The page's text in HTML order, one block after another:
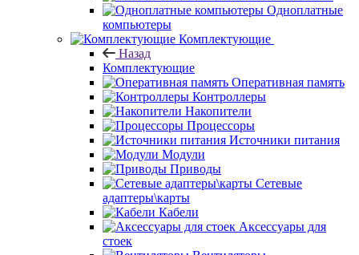
Одноплатные
компьютеры
Комплектующие
Назад
Комплектующие
Оперативная память
Контроллеры
Накопители
Процессоры
Источники питания
Модули
Приводы
Сетевые
адаптеры\карты
Кабели
Аксессуары для
стоек